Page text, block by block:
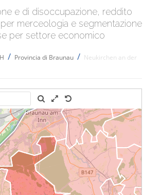
e di disoccupazione, reddito
merceologia e segmentazione
per settore economico
/ Provincia di Braunau / Neukirchen an der